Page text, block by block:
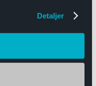
Detaljer